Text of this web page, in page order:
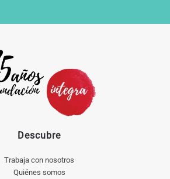
Descubre
Trabaja con nosotros
Quiénes somos